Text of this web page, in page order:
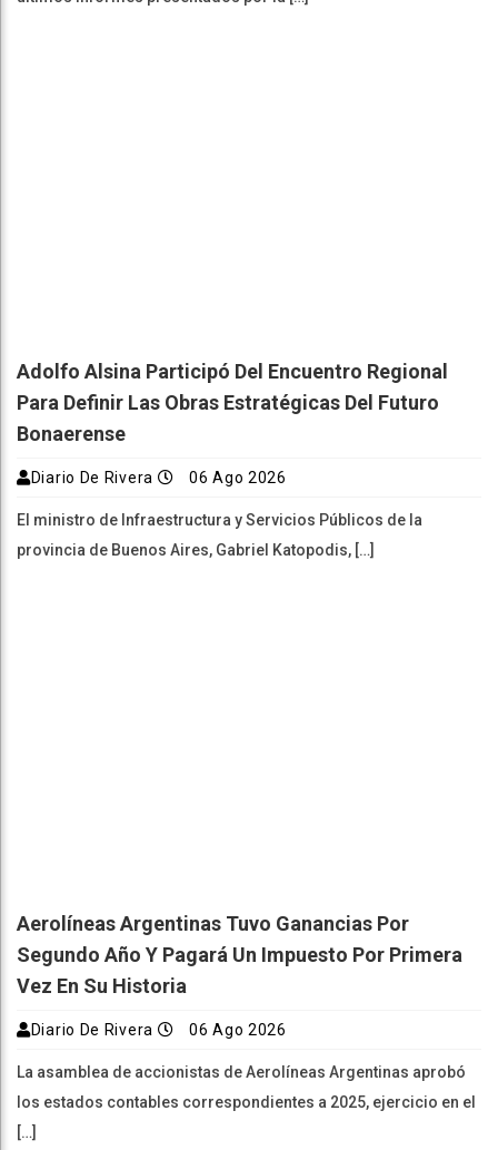
Adolfo Alsina Participó Del Encuentro Regional
Para Definir Las Obras Estratégicas Del Futuro
Bonaerense
Diario De Rivera 06 Ago 2026
El ministro de Infraestructura y Servicios Públicos de la
provincia de Buenos Aires, Gabriel Katopodis, […]
Aerolíneas Argentinas Tuvo Ganancias Por
Segundo Año Y Pagará Un Impuesto Por Primera
Vez En Su Historia
Diario De Rivera 06 Ago 2026
La asamblea de accionistas de Aerolíneas Argentinas aprobó
los estados contables correspondientes a 2025, ejercicio en el
[…]